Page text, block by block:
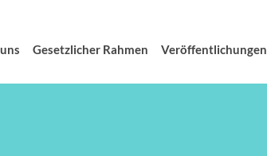
Gesetzlicher Rahmen Veröffentlichungen